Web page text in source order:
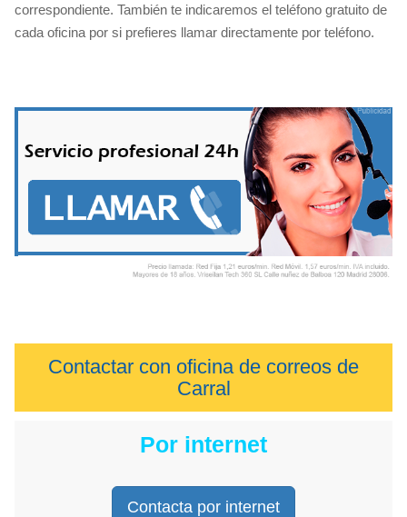
correspondiente. También te indicaremos el teléfono gratuito de
cada oficina por si prefieres llamar directamente por teléfono.
Contactar con oficina de correos de
Carral
Por internet
Contacta por internet